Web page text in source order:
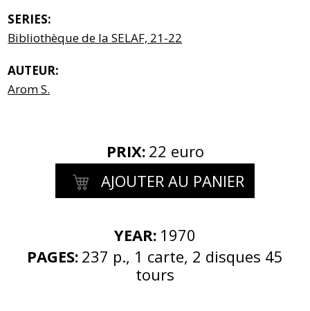
PRIX: 22 euro
AJOUTER AU PANIER
YEAR: 1970
PAGES: 237 p., 1 carte, 2 disques 45
tours
SERIES:
Bibliothèque de la SELAF, 21-22
AUTEUR:
Arom S.